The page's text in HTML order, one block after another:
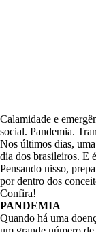
Calamidade e
social. Pandemia.
Nos últimos dias,
dia dos brasileiros. E
Pensando nisso,
por dentro dos
Confira!
PANDEMIA
Quando há uma